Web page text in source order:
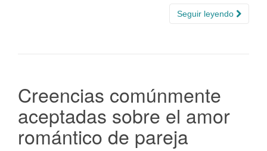
Seguir leyendo
Creencias comúnmente
aceptadas sobre el amor
romántico de pareja